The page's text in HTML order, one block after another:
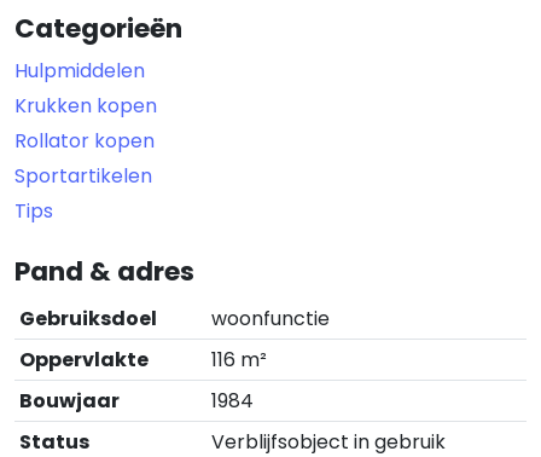
Categorieën
Hulpmiddelen
Krukken kopen
Rollator kopen
Sportartikelen
Tips
Pand & adres
Gebruiksdoel
woonfunctie
Oppervlakte
116 m²
Bouwjaar
1984
Status
Verblijfsobject in gebruik